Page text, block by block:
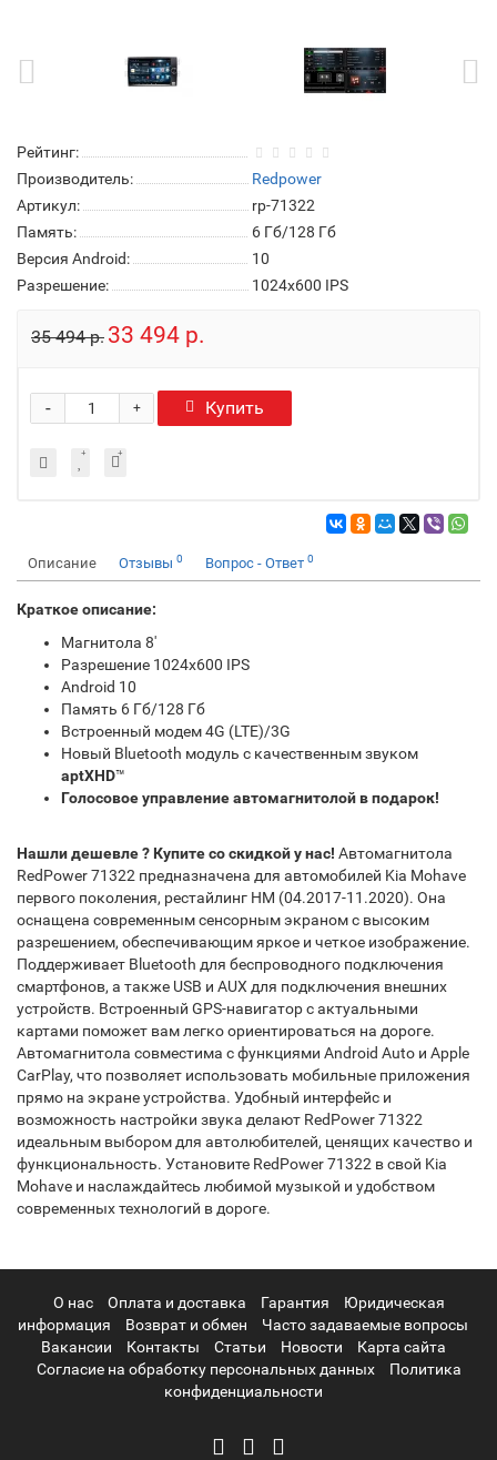
Рейтинг:
Производитель:
Redpower
Артикул:
rp-71322
Память:
6 Гб/128 Гб
Версия Android:
10
Разрешение:
1024x600 IPS
35 494 р. 33 494 р.
+
- Купить
Описание Отзывы 0 Вопрос - Ответ 0
Краткое описание:
Магнитола 8'
Разрешение 1024x600 IPS
Android 10
Память 6 Гб/128 Гб
Встроенный модем 4G (LTE)/3G
Новый Bluetooth модуль с качественным звуком
aptXHD™
Голосовое управление автомагнитолой в подарок!
Нашли дешевле ? Купите со скидкой у нас! Автомагнитола
RedPower 71322 предназначена для автомобилей Kia Mohave
первого поколения, рестайлинг HM (04.2017-11.2020). Она
оснащена современным сенсорным экраном с высоким
разрешением, обеспечивающим яркое и четкое изображение.
Поддерживает Bluetooth для беспроводного подключения
смартфонов, а также USB и AUX для подключения внешних
устройств. Встроенный GPS-навигатор с актуальными
картами поможет вам легко ориентироваться на дороге.
Автомагнитола совместима с функциями Android Auto и Apple
CarPlay, что позволяет использовать мобильные приложения
прямо на экране устройства. Удобный интерфейс и
возможность настройки звука делают RedPower 71322
идеальным выбором для автолюбителей, ценящих качество и
функциональность. Установите RedPower 71322 в свой Kia
Mohave и наслаждайтесь любимой музыкой и удобством
современных технологий в дороге.
О нас Оплата и доставка Гарантия
Юридическая
информация
Возврат и обмен
Часто задаваемые вопросы
Вакансии
Контакты Статьи Новости
Карта сайта
Согласие на обработку персональных данных
Политика
конфиденциальности